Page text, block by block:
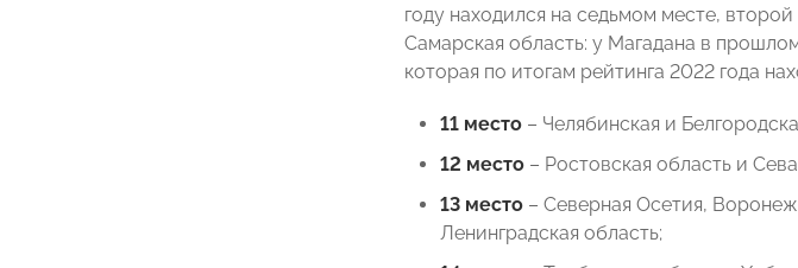
году находился на седьмом месте, второй
Самарская область: у Магадана в
которая по итогам рейтинга 2022 года
11 место – Челябинская и
12 место – Ростовская область и
13 место – Северная Осетия,
Ленинградская область;